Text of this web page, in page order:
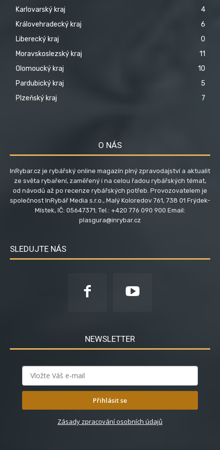
Karlovarský kraj
4
Královehradecký kraj
6
Liberecký kraj
0
Moravskoslezský kraj
11
Olomoucký kraj
10
Pardubický kraj
5
Plzeňský kraj
7
O NÁS
InRybar.cz je rybářský online magazín plný zpravodajství a aktualit
ze světa rybaření, zaměřený i na celou řadou rybářských témat,
od návodů až po recenze rybářských potřeb. Provozovatelem je
společnost InRybář Media s.r.o., Malý Koloredov 761, 738 01 Frýdek-
Místek, IČ: 05647371; Tel.: +420 776 090 900 Email:
plasgura@inrybar.cz
SLEDUJTE NÁS
NEWSLETTER
Přihlásit se
Zásady zpracování osobních údajů